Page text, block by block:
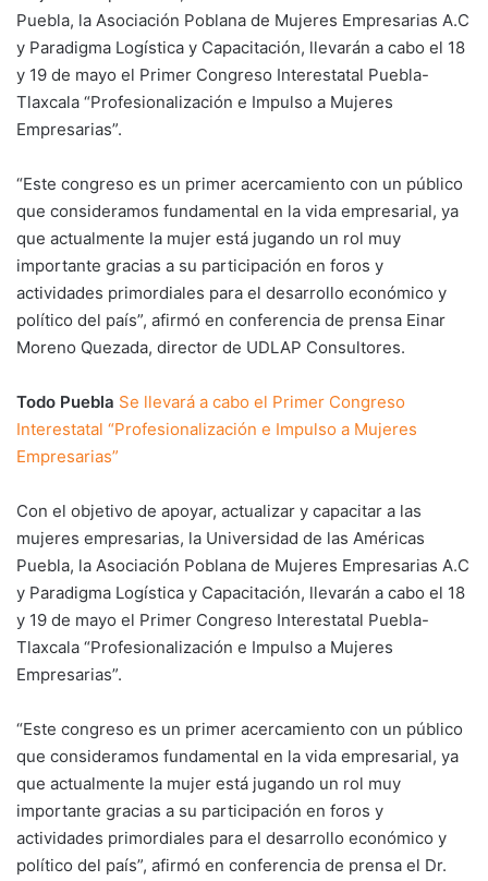
Puebla, la Asociación Poblana de Mujeres Empresarias A.C
y Paradigma Logística y Capacitación, llevarán a cabo el 18
y 19 de mayo el Primer Congreso Interestatal Puebla-
Tlaxcala “Profesionalización e Impulso a Mujeres
Empresarias”.
“Este congreso es un primer acercamiento con un público
que consideramos fundamental en la vida empresarial, ya
que actualmente la mujer está jugando un rol muy
importante gracias a su participación en foros y
actividades primordiales para el desarrollo económico y
político del país”, afirmó en conferencia de prensa Einar
Moreno Quezada, director de UDLAP Consultores.
Todo Puebla Se llevará a cabo el Primer Congreso
Interestatal “Profesionalización e Impulso a Mujeres
Empresarias”
Con el objetivo de apoyar, actualizar y capacitar a las
mujeres empresarias, la Universidad de las Américas
Puebla, la Asociación Poblana de Mujeres Empresarias A.C
y Paradigma Logística y Capacitación, llevarán a cabo el 18
y 19 de mayo el Primer Congreso Interestatal Puebla-
Tlaxcala “Profesionalización e Impulso a Mujeres
Empresarias”.
“Este congreso es un primer acercamiento con un público
que consideramos fundamental en la vida empresarial, ya
que actualmente la mujer está jugando un rol muy
importante gracias a su participación en foros y
actividades primordiales para el desarrollo económico y
político del país”, afirmó en conferencia de prensa el Dr.